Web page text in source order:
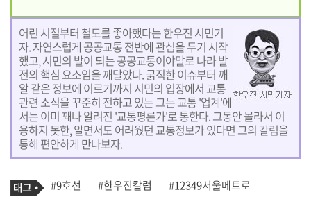
어린 시절부터 철도를 좋아했다는 한우진 시민기
자. 자연스럽게 공공교통 전반에 관심을 두기 시작
했고, 시민의 발이 되는 공공교통이야말로 나라 발
전의 핵심 요소임을 깨달았다. 굵직한 이슈부터 깨
알 같은 정보에 이르기까지 시민의 입장에서 교통
관련 소식을 꾸준히 전하고 있는 그는 교통 '업계'에
서는 이미 꽤나 알려진 '교통평론가'로 통한다. 그동안 몰라서 이
용하지 못한, 알면서도 어려웠던 교통정보가 있다면 그의 칼럼을
통해 편안하게 만나보자.
기
사
태
그
#9호선 #한우진칼럼 #12349서울메트로